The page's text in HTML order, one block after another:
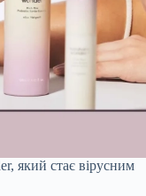
який стає вірусним